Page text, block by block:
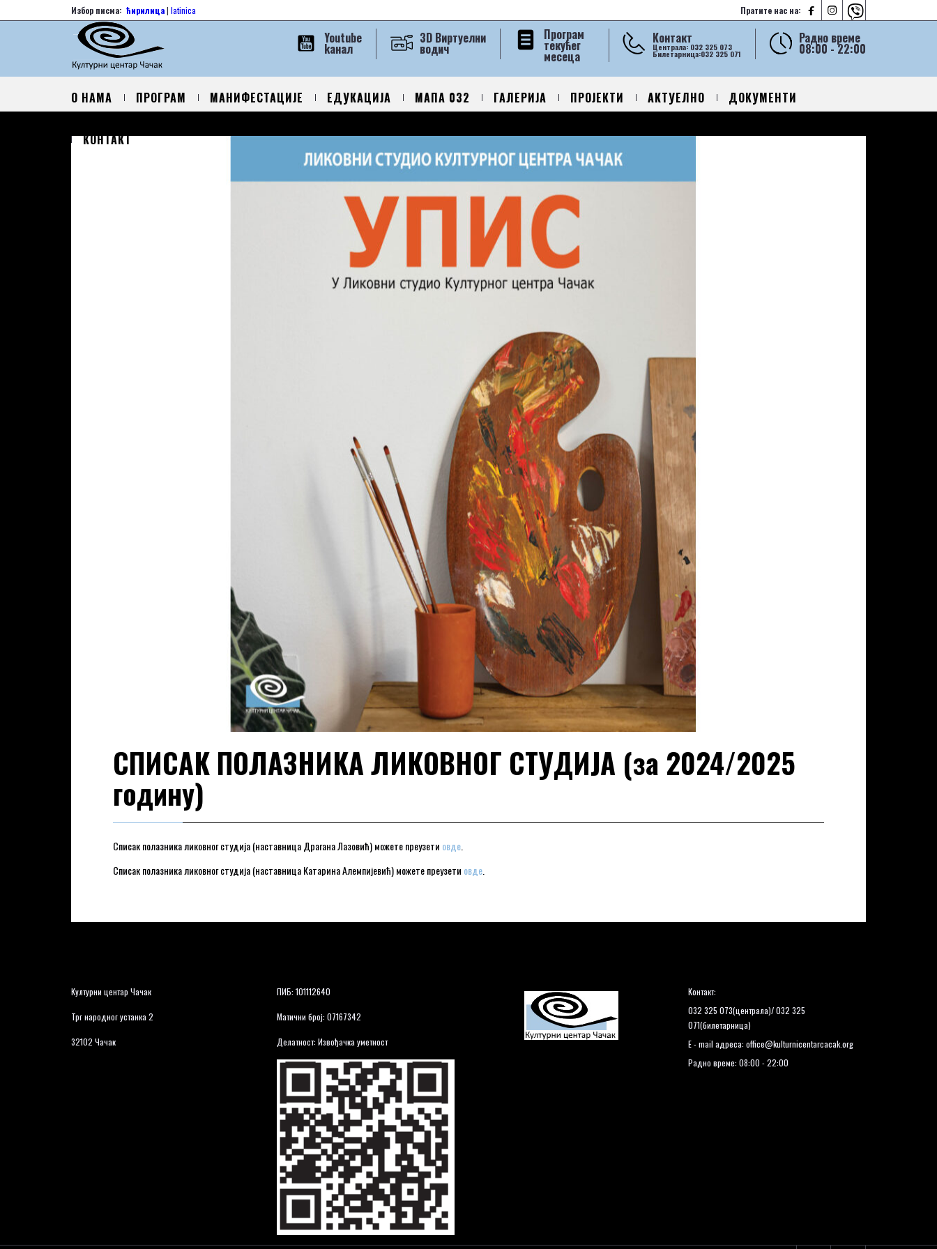
Пратите нас на:   
Избор писма: ћирилица| latinica
Радно време
08:00 - 22:00
Контакт
Централа: 032 325 073
Билетарница:032 325 071
Програм
текућег
месеца
3D Виртуелни
водич
Youtube
kанал
О НАМА ПРОГРАМ МАНИФЕСТАЦИЈЕ ЕДУКАЦИЈА МАПА 032 ГАЛЕРИЈА ПРОЈЕКТИ АКТУЕЛНО ДОКУМЕНТИ
КОНТАКТ
СПИСАК ПОЛАЗНИКА ЛИКОВНОГ СТУДИЈА (за 2024/2025
годину)
Списак полазника ликовног студија (наставница Драгана Лазовић) можете преузети овде
Списак полазника ликовног студија (наставница Катарина Алемпијевић) можете преузети овде
Културни центар Чачак
Трг народног устанка 2
32102 Чачак
ПИБ: 101112640
Матични број: 07167342
Делатност: Извођачка уметност
Контакт:
032 325 073(централа)/ 032 325
071(билетарница)
E - mail адреса: office@kulturnicentarcacak.org
Радно време: 08:00 - 22:00